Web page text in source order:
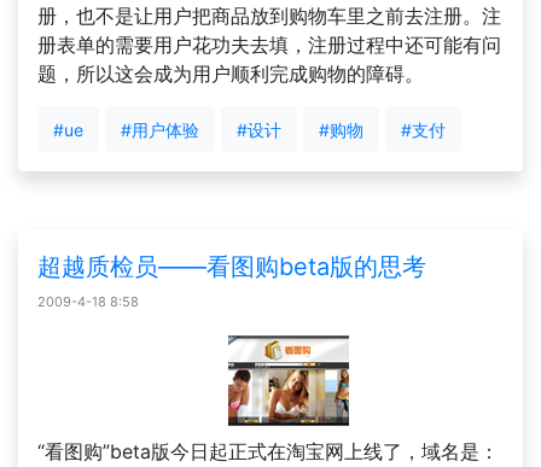
册，也不是让用户把商品放到购物车里之前去注册。注
册表单的需要用户花功夫去填，注册过程中还可能有问
题，所以这会成为用户顺利完成购物的障碍。
#ue #用户体验 #设计 #购物 #支付
超越质检员——看图购beta版的思考
2009-4-18 8:58
“看图购”beta版今日起正式在淘宝网上线了，域名是：